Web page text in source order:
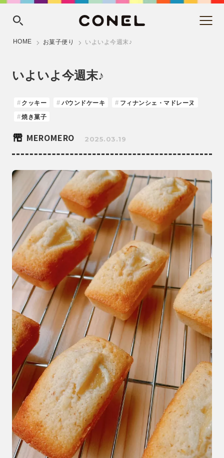
HOME お菓子便り いよいよ今週末♪
いよいよ今週末♪
クッキー パウンドケーキ
フィナンシェ・マドレーヌ
焼き菓子
MEROMERO 2025.03.19